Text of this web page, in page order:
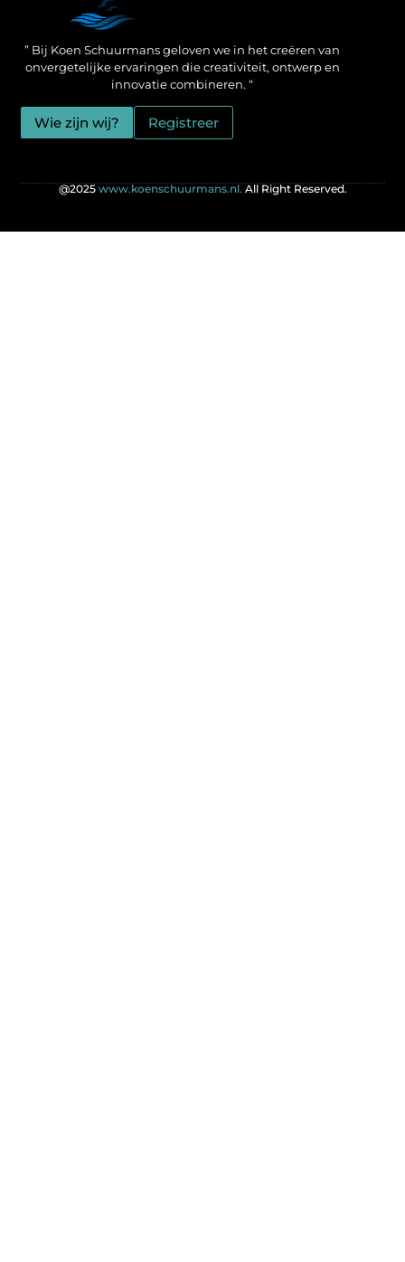
” Bij Koen Schuurmans geloven we in het creëren van
onvergetelijke ervaringen die creativiteit, ontwerp en
innovatie combineren. “
Wie zijn wij? Registreer
@2025 www.koenschuurmans.nl. All Right Reserved.